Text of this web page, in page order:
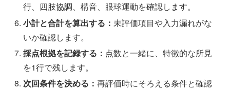
行、四肢協調、構音、眼球運動を確認します。
小計と合計を算出する：未評価項目や入力漏れがな
いか確認します。
採点根拠を記録する： 点数と一緒に、特徴的な所見
を1行で残します。
次回条件を決める：再評価時にそろえる条件と確認